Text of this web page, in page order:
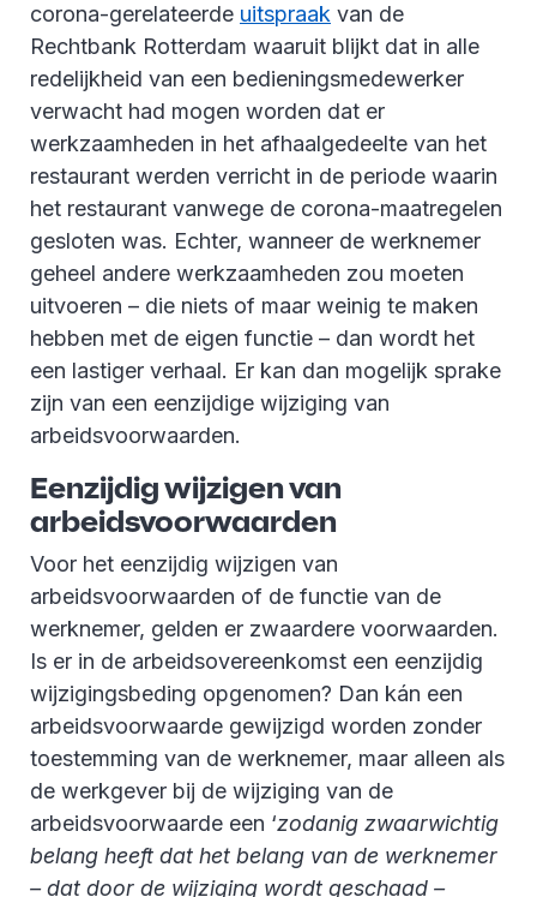
corona-gerelateerde uitspraak van de
Rechtbank Rotterdam waaruit blijkt dat in alle
redelijkheid van een bedieningsmedewerker
verwacht had mogen worden dat er
werkzaamheden in het afhaalgedeelte van het
restaurant werden verricht in de periode waarin
het restaurant vanwege de corona-maatregelen
gesloten was. Echter, wanneer de werknemer
geheel andere werkzaamheden zou moeten
uitvoeren – die niets of maar weinig te maken
hebben met de eigen functie – dan wordt het
een lastiger verhaal. Er kan dan mogelijk sprake
zijn van een eenzijdige wijziging van
arbeidsvoorwaarden.
Eenzijdig wijzigen van
arbeidsvoorwaarden
Voor het eenzijdig wijzigen van
arbeidsvoorwaarden of de functie van de
werknemer, gelden er zwaardere voorwaarden.
Is er in de arbeidsovereenkomst een eenzijdig
wijzigingsbeding opgenomen? Dan kán een
arbeidsvoorwaarde gewijzigd worden zonder
toestemming van de werknemer, maar alleen als
de werkgever bij de wijziging van de
arbeidsvoorwaarde een ‘zodanig zwaarwichtig
belang heeft dat het belang van de werknemer
– dat door de wijziging wordt geschaad –